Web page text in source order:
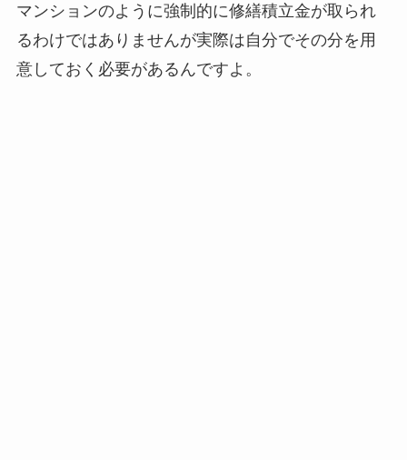
マンションのように強制的に修繕積立金が取られ
るわけではありませんが実際は自分でその分を用
意しておく必要があるんですよ。